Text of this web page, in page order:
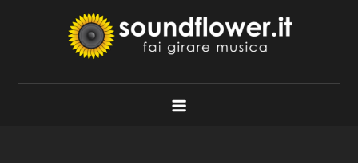
Soundflower.it
Fai Girare Musica